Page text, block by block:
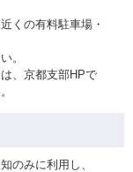
くの有料駐車場・
。
、京都支部HPで
のみに利用し、